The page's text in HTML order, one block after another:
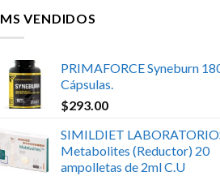
MS VENDIDOS
PRIMAFORCE Syneburn
Cápsulas.
$293.00
SIMILDIET
Metabolites (Reductor) 20
ampolletas de 2ml C.U